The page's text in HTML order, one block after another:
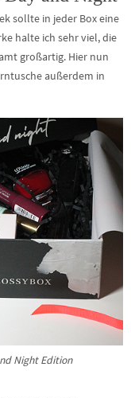
sollte in jeder Box eine
halte ich sehr viel, die
großartig. Hier nun
außerdem in
Night Edition